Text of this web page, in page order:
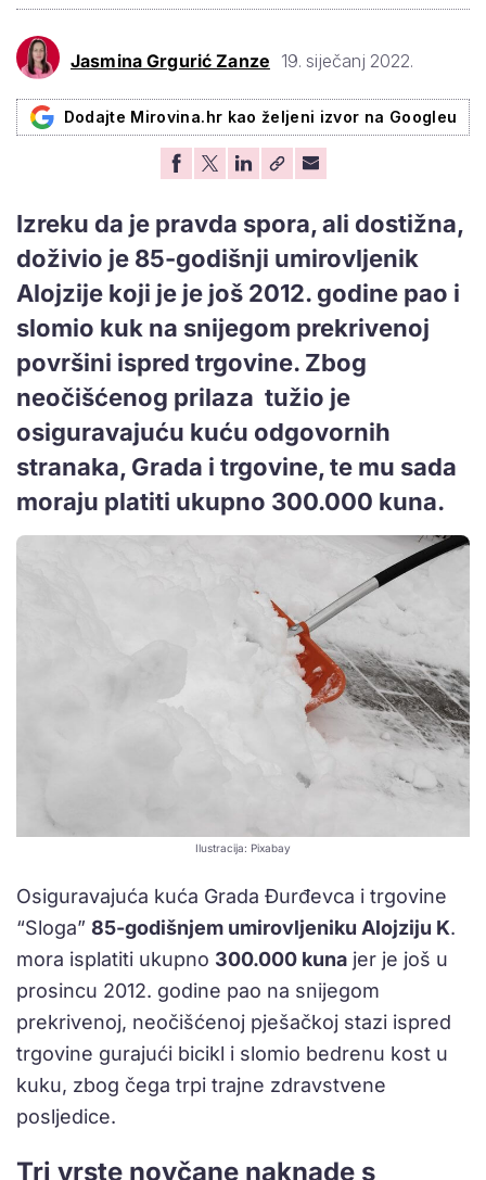
Jasmina Grgurić Zanze 19. siječanj 2022.
Dodajte Mirovina.hr kao željeni izvor na Googleu
Izreku da je pravda spora, ali dostižna,
doživio je 85-godišnji umirovljenik
Alojzije koji je je još 2012. godine pao i
slomio kuk na snijegom prekrivenoj
površini ispred trgovine. Zbog
neočišćenog prilaza tužio je
osiguravajuću kuću odgovornih
stranaka, Grada i trgovine, te mu sada
moraju platiti ukupno 300.000 kuna.
Ilustracija: Pixabay
Osiguravajuća kuća Grada Đurđevca i trgovine
“Sloga” 85-godišnjem umirovljeniku Alojziju K.
mora isplatiti ukupno 300.000 kuna jer je još u
prosincu 2012. godine pao na snijegom
prekrivenoj, neočišćenoj pješačkoj stazi ispred
trgovine gurajući bicikl i slomio bedrenu kost u
kuku, zbog čega trpi trajne zdravstvene
posljedice.
Tri vrste novčane naknade s